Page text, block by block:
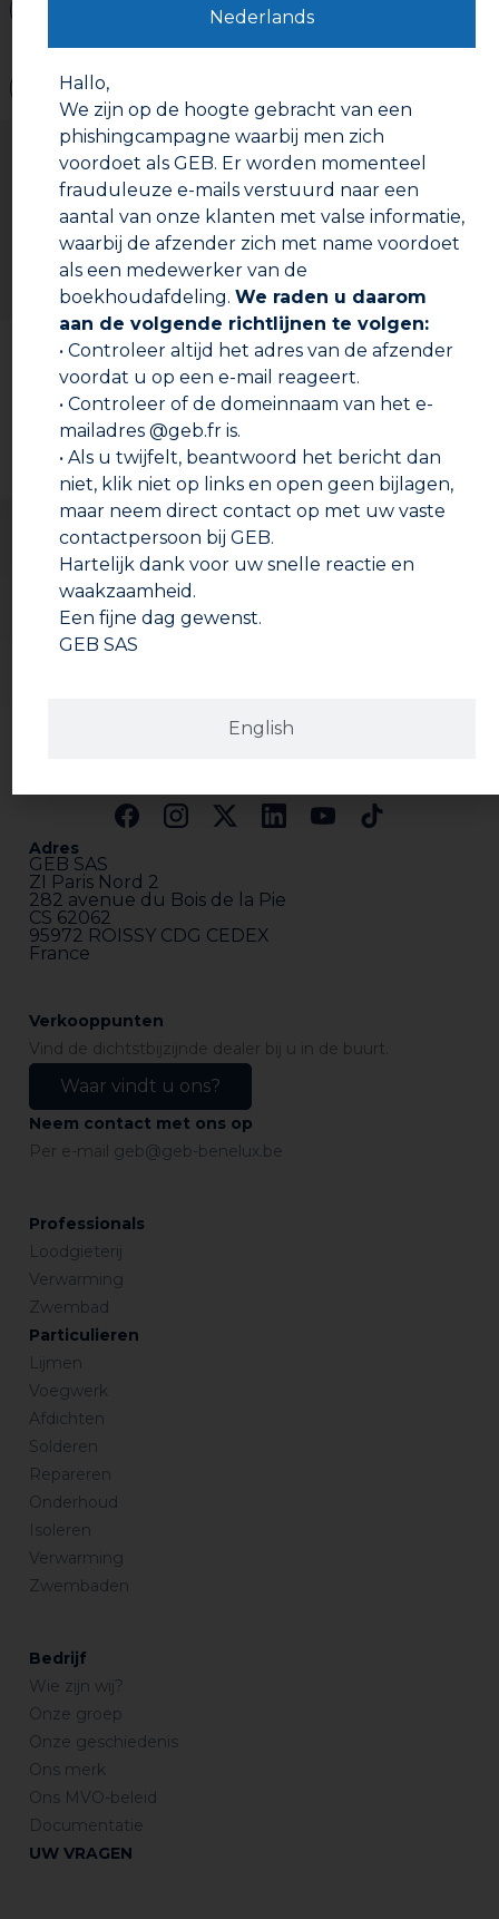
Labels en certificeringen
Gebruiksaanwijzing
Voorbereiding :
De plaat kan gesneden worden met een scherp mes
van het type cutter.
De plaat kan licht vervormen onder invloed van vocht.
Als de plaat te vochtig wordt, kunnen de lagen van
elkaar loskomen.
Gebruiksaanwijzing :
Bevestig of lijm de plaat. Afhankelijk van de thermische
bescherming en de ondergrond, kan het product
worden bevestigd met lijm of een mechanische
bevestiging.
Houd u voor thermische bescherming van een
(inbouw) haard aan de geldende regelgeving door de
NF DTU 24.2.1, 24.2.2 en 24.2.3 te raadplegen.
Documentatie om te downloaden
Technische fiche
Veiligheidsinformatieblad
Adres
GEB SAS
ZI Paris Nord 2
282 avenue du Bois de la Pie
CS 62062
95972 ROISSY CDG CEDEX
France
Professionals
Loodgieterij
Verwarming
Zwembad
Particulieren
Lijmen
Voegwerk
Afdichten
Solderen
Repareren
Onderhoud
Isoleren
Verwarming
Zwembaden
Bedrijf
Wie zijn wij?
Onze groep
Onze geschiedenis
Ons merk
Ons MVO-beleid
Documentatie
UW VRAGEN
Verkooppunten
Vind de dichtstbijzijnde dealer bij u in de buurt.
Waar vindt u ons?
Neem contact met ons op
Per e-mail geb@geb-benelux.be
Nederlands
English
Hallo,
We zijn op de hoogte gebracht van een
phishingcampagne waarbij men zich
voordoet als GEB. Er worden momenteel
frauduleuze e-mails verstuurd naar een
aantal van onze klanten met valse informatie,
waarbij de afzender zich met name voordoet
als een medewerker van de
boekhoudafdeling. We raden u daarom
aan de volgende richtlijnen te volgen:
• Controleer altijd het adres van de afzender
voordat u op een e-mail reageert.
• Controleer of de domeinnaam van het e-
mailadres @geb.fr is.
• Als u twijfelt, beantwoord het bericht dan
niet, klik niet op links en open geen bijlagen,
maar neem direct contact op met uw vaste
contactpersoon bij GEB.
Hartelijk dank voor uw snelle reactie en
waakzaamheid.
Een fijne dag gewenst.
GEB SAS